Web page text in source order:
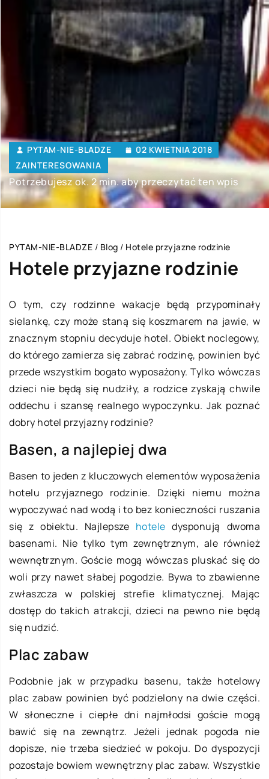
PYTAM-NIE-BLADZE
02 KWIETNIA 2018
ZAINTERESOWANIA
Potrzebujesz ok. 2 min. aby przeczytać ten wpis
PYTAM-NIE-BLADZE / Blog / Hotele przyjazne rodzinie
Hotele przyjazne rodzinie
O tym, czy rodzinne wakacje będą przypominały
sielankę, czy może staną się koszmarem na jawie, w
znacznym stopniu decyduje hotel. Obiekt noclegowy,
do którego zamierza się zabrać rodzinę, powinien być
przede wszystkim bogato wyposażony. Tylko wówczas
dzieci nie będą się nudziły, a rodzice zyskają chwile
oddechu i szansę realnego wypoczynku. Jak poznać
dobry hotel przyjazny rodzinie?
Basen, a najlepiej dwa
Basen to jeden z kluczowych elementów wyposażenia
hotelu przyjaznego rodzinie. Dzięki niemu można
wypoczywać nad wodą i to bez konieczności ruszania
się z obiektu. Najlepsze hotele dysponują dwoma
basenami. Nie tylko tym zewnętrznym, ale również
wewnętrznym. Goście mogą wówczas pluskać się do
woli przy nawet słabej pogodzie. Bywa to zbawienne
zwłaszcza w polskiej strefie klimatycznej. Mając
dostęp do takich atrakcji, dzieci na pewno nie będą
się nudzić.
Plac zabaw
Podobnie jak w przypadku basenu, także hotelowy
plac zabaw powinien być podzielony na dwie części.
W słoneczne i ciepłe dni najmłodsi goście mogą
bawić się na zewnątrz. Jeżeli jednak pogoda nie
dopisze, nie trzeba siedzieć w pokoju. Do dyspozycji
pozostaje bowiem wewnętrzny plac zabaw. Wszystkie